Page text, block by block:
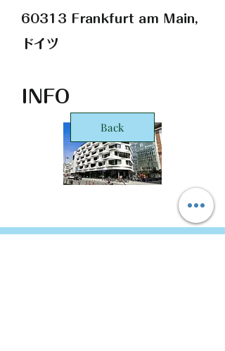
60313 Frankfurt am Main,
ドイツ
INFO
Back